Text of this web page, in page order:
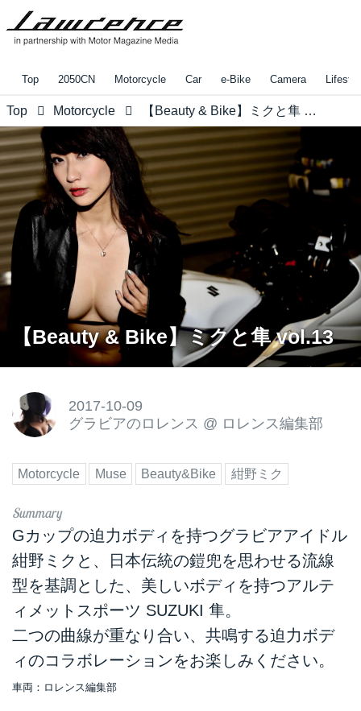
Top 2050CN Motorcycle Car e-Bike Camera
Top Motorcycle 【Beauty & Bike】ミクと隼 vol.13
【Beauty & Bike】ミクと隼 vol.13
2017-10-09
グラビアのロレンス @ ロレンス編集部
Motorcycle Muse Beauty&Bike 紺野ミク
Gカップの迫力ボディを持つグラビアアイドル
紺野ミクと、日本伝統の鎧兜を思わせる流線
型を基調とした、美しいボディを持つアルテ
ィメットスポーツ SUZUKI 隼。
二つの曲線が重なり合い、共鳴する迫力ボデ
ィのコラボレーションをお楽しみください。
車両：ロレンス編集部